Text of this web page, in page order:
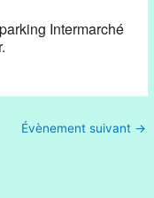
Intermarché
Évènement suivant →